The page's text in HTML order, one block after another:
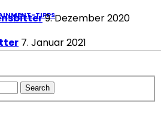
TIPPS
7. Januar 2021
9. Dezember 2020